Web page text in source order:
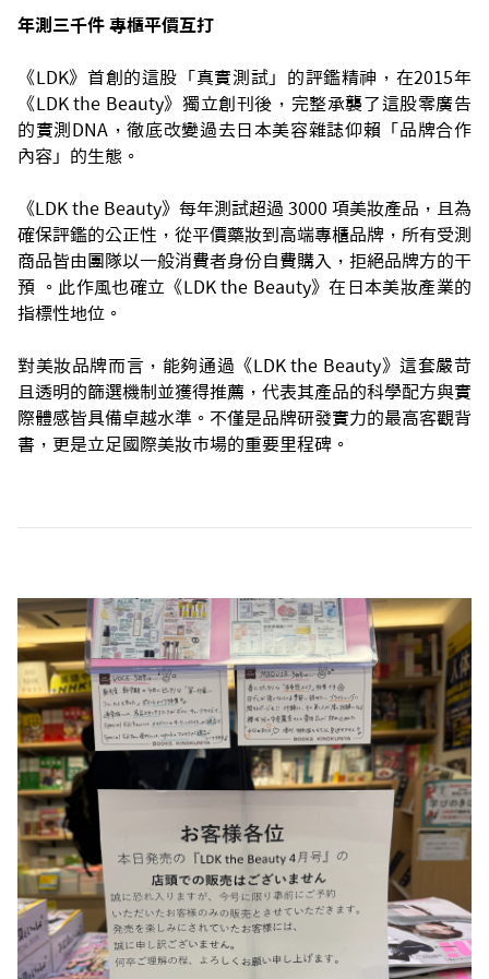
年測三千件 專櫃平價互打
《LDK》首創的這股「真實測試」的評鑑精神，在2015年
《LDK the Beauty》獨立創刊後，完整承襲了這股零廣告
的實測DNA，徹底改變過去日本美容雜誌仰賴「品牌合作
內容」的生態。
《LDK the Beauty》每年測試超過 3000 項美妝產品，且為
確保評鑑的公正性，從平價藥妝到高端專櫃品牌，所有受測
商品皆由團隊以一般消費者身份自費購入，拒絕品牌方的干
預 。此作風也確立《LDK the Beauty》在日本美妝產業的
指標性地位。
對美妝品牌而言，能夠通過《LDK the Beauty》這套嚴苛
且透明的篩選機制並獲得推薦，代表其產品的科學配方與實
際體感皆具備卓越水準。不僅是品牌研發實力的最高客觀背
書，更是立足國際美妝市場的重要里程碑。